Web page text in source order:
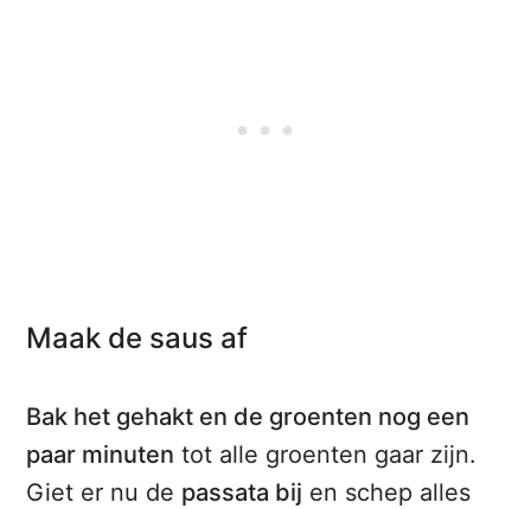
Maak de saus af
Bak het gehakt en de groenten nog een
paar minuten tot alle groenten gaar zijn.
Giet er nu de passata bij en schep alles